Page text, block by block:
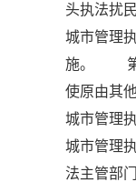
头执法
城市管理
施。 第
使原由其
城市管理
城市管理
法主管部